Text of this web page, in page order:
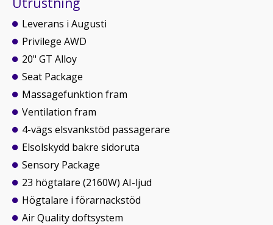
Leverans i Augusti
Privilege AWD
20" GT Alloy
Seat Package
Massagefunktion fram
Ventilation fram
4-vägs elsvankstöd passagerare
Elsolskydd bakre sidoruta
Sensory Package
23 högtalare (2160W) AI-ljud
Högtalare i förarnackstöd
Air Quality doftsystem